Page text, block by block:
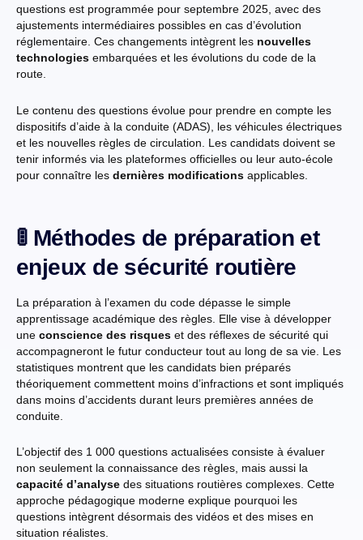
questions est programmée pour septembre 2025, avec des
ajustements intermédiaires possibles en cas d’évolution
réglementaire. Ces changements intègrent les nouvelles
technologies embarquées et les évolutions du code de la
route.
Le contenu des questions évolue pour prendre en compte les
dispositifs d’aide à la conduite (ADAS), les véhicules électriques
et les nouvelles règles de circulation. Les candidats doivent se
tenir informés via les plateformes officielles ou leur auto-école
pour connaître les dernières modifications applicables.
🚦 Méthodes de préparation et
enjeux de sécurité routière
La préparation à l’examen du code dépasse le simple
apprentissage académique des règles. Elle vise à développer
une conscience des risques et des réflexes de sécurité qui
accompagneront le futur conducteur tout au long de sa vie. Les
statistiques montrent que les candidats bien préparés
théoriquement commettent moins d’infractions et sont impliqués
dans moins d’accidents durant leurs premières années de
conduite.
L’objectif des 1 000 questions actualisées consiste à évaluer
non seulement la connaissance des règles, mais aussi la
capacité d’analyse des situations routières complexes. Cette
approche pédagogique moderne explique pourquoi les
questions intègrent désormais des vidéos et des mises en
situation réalistes.